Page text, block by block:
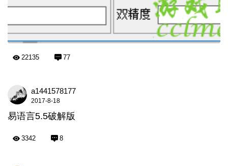
22135 77
a1441578177
2017-8-18
易语言5.5破解版
3342 8